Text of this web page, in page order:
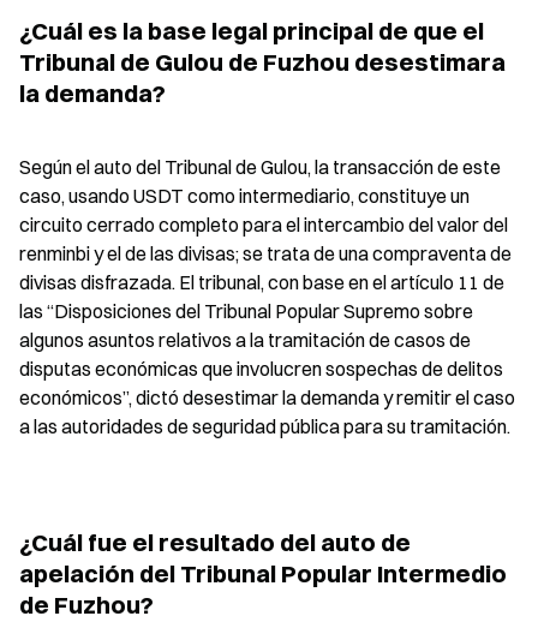
¿Cuál es la base legal principal de que el
Tribunal de Gulou de Fuzhou desestimara
la demanda?
Según el auto del Tribunal de Gulou, la transacción de este
caso, usando USDT como intermediario, constituye un
circuito cerrado completo para el intercambio del valor del
renminbi y el de las divisas; se trata de una compraventa de
divisas disfrazada. El tribunal, con base en el artículo 11 de
las “Disposiciones del Tribunal Popular Supremo sobre
algunos asuntos relativos a la tramitación de casos de
disputas económicas que involucren sospechas de delitos
económicos”, dictó desestimar la demanda y remitir el caso
a las autoridades de seguridad pública para su tramitación.
¿Cuál fue el resultado del auto de
apelación del Tribunal Popular Intermedio
de Fuzhou?